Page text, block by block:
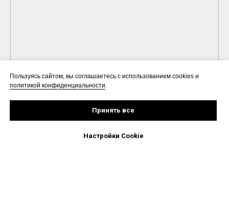
Пользуясь сайтом, вы соглашаетесь с использованием cookies и
политикой конфиденциальности.
Принять все
Настройки Cookie